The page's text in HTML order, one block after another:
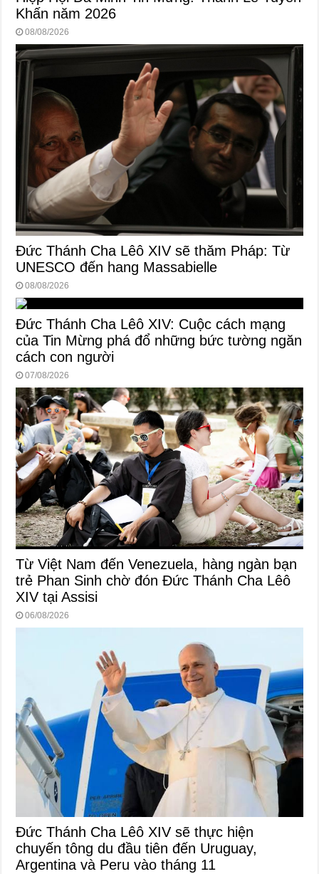
Khấn năm 2026
08/08/2026
Đức Thánh Cha Lêô XIV sẽ thăm Pháp: Từ
UNESCO đến hang Massabielle
08/08/2026
Đức Thánh Cha Lêô XIV: Cuộc cách mạng
của Tin Mừng phá đổ những bức tường ngăn
cách con người
07/08/2026
Từ Việt Nam đến Venezuela, hàng ngàn bạn
trẻ Phan Sinh chờ đón Đức Thánh Cha Lêô
XIV tại Assisi
06/08/2026
Đức Thánh Cha Lêô XIV sẽ thực hiện
chuyến tông du đầu tiên đến Uruguay,
Argentina và Peru vào tháng 11